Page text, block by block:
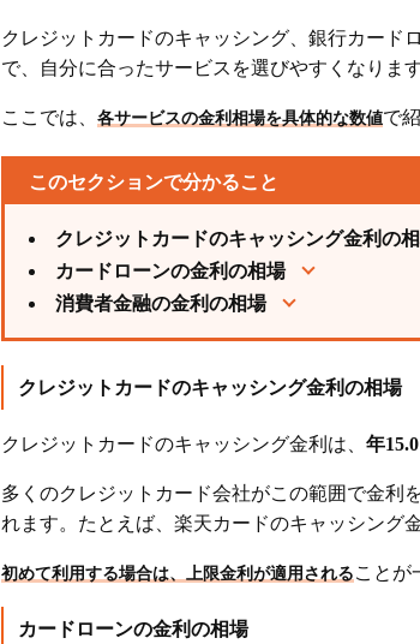
クレジットカードのキャッシング、銀行カード
で、自分に合ったサービスを選びやすくなります
ここでは、 各サービスの金利相場を具体的な数値で
このセクションで分かること
クレジットカードのキャッシング金利の
カードローンの金利の相場
消費者金融の金利の相場
クレジットカードのキャッシング金利の相場
クレジットカードのキャッシング金利は、 年
多くのクレジットカード会社がこの範囲で金利
れます。たとえば、楽天カードのキャッシング
初めて利用する場合は、上限金利が適用される ことが
カードローンの金利の相場